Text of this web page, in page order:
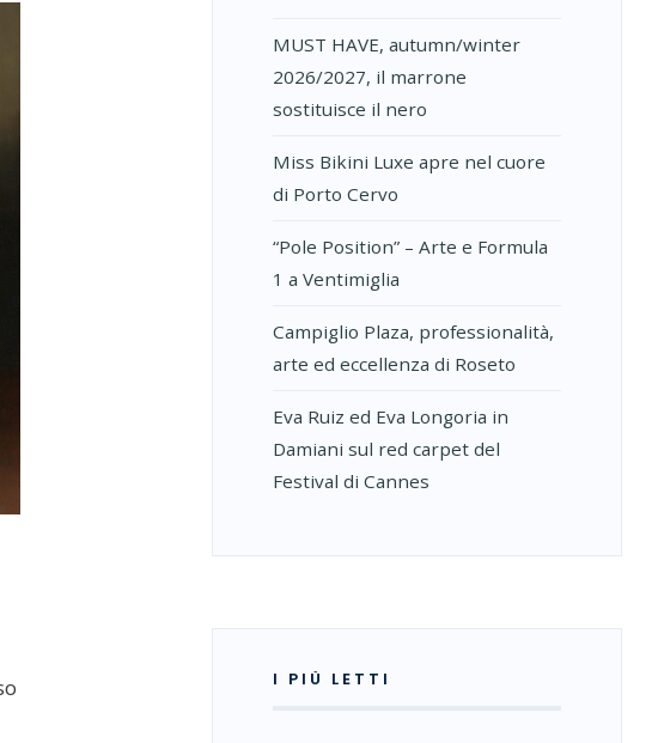
MUST HAVE, autumn/winter
2026/2027, il marrone
sostituisce il nero
Miss Bikini Luxe apre nel cuore
di Porto Cervo
“Pole Position” – Arte e Formula
1 a Ventimiglia
Campiglio Plaza, professionalità,
arte ed eccellenza di Roseto
Eva Ruiz ed Eva Longoria in
Damiani sul red carpet del
Festival di Cannes
I PIÙ LETTI